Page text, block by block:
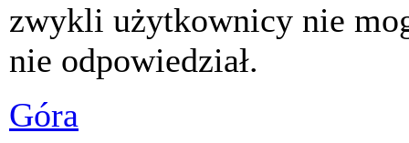
zwykli użytkownicy nie
nie odpowiedział.
Góra